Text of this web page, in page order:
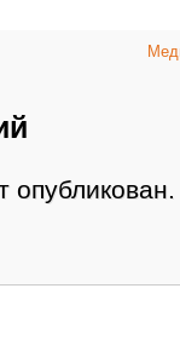
опубликован.